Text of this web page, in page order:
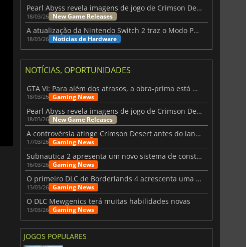
Pearl Abyss revela imagens de jogo de Crimson Desert para a PS5
18/03/26 New Game Releases
A atualização da Nintendo Switch 2 traz o Modo Portátil aos jogos mais antigos da Switch
18/03/26 Notícias de Hardware
NOTÍCIAS, OPORTUNIDADES
GTA VI: Para além dos atrasos, a obra-prima está quase a chegar
18/03/26 Gaming News
Pearl Abyss revela imagens de jogo de Crimson Desert para a PS5
18/03/26 New Game Releases
A controvérsia atinge Crimson Desert antes do lançamento
17/03/26 Gaming News
Subnautica 2 apresenta um novo sistema de construção de bases
16/03/26 Gaming News
O primeiro DLC de Borderlands 4 acrescenta uma nova personagem e muito mais
13/03/26 Gaming News
O DLC Mewgenics terá muitas habilidades novas
13/03/26 Gaming News
JOGOS POPULARES